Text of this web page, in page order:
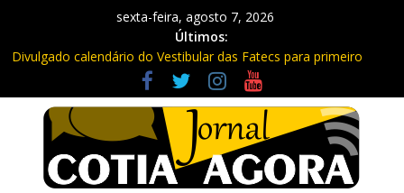
sexta-feira, agosto 7, 2026
Últimos:
Divulgado calendário do Vestibular das Fatecs para primeiro
Mapa da Desigualdade da Grande SP: Vargem Grande Paulista
em boa posição. Cotia entre as últimas do ranking
Morador denuncia furto de cabos em postes na Estrada da
Roselândia
Itapevi: Em duas ocorrências, PM recupera carga roubada,